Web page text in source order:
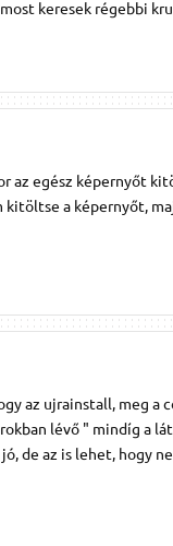
keresek régebbi
az egész képernyőt
a képernyőt,
az ujrainstall, meg a
lévő " mindíg a
de az is lehet, hogy